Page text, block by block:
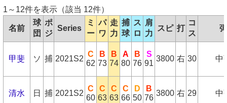
1～12件を表示（該当 12件）
名前
球
団
ポ
ジ
Series
ミ
ー
パ
ワ
走
力
捕
球
ス
ロ
肩
力
スピ 打
コ
ス
甲斐 ソ 捕 2021S2
C
62
B
73
B
74
A
80
B
76
S
91
3800 右 30 中
清水 日 捕 2021S2
C
60
C
63
C
63
C
66
D
50
B
76
3800 右 29 中